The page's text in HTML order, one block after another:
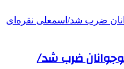
ضرب شد/